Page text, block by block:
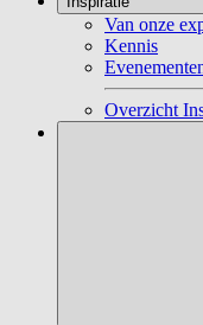
Van onze
Kennis
Overzicht